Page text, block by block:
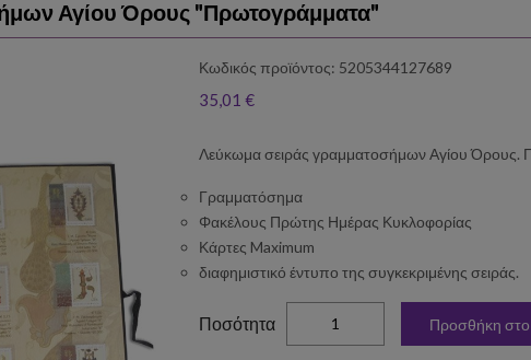
Αγίου Όρους "Πρωτογράμματα"
Κωδικός προϊόντος: 5205344127689
35,01 €
Λεύκωμα σειράς γραμματοσήμων Αγίου Όρους.
Γραμματόσημα
Φακέλους Πρώτης Ημέρας Κυκλοφορίας
Κάρτες Maximum
διαφημιστικό έντυπο της συγκεκριμένης σειράς.
Ποσότητα Προσθήκη στο